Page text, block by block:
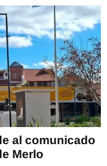
al comunicado
Merlo